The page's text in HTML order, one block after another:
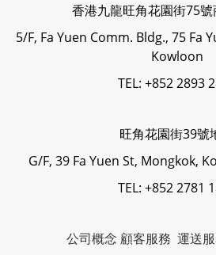
香港九龍旺角花園街75
5/F, Fa Yuen Comm. Bldg., 75 Fa
Kowloon
TEL: +852 2893
旺角花園街39號
G/F, 39 Fa Yuen St, Mongkok,
TEL: +852 2781
公司概念 顧客服務 運送